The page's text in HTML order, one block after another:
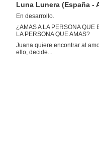
Luna Lunera (España -
En desarrollo.
¿AMAS A LA PERSONA QUE
LA PERSONA QUE AMAS?
Juana quiere encontrar al
ello, decide...